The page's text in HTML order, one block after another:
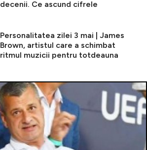
decenii. Ce ascund cifrele
Personalitatea zilei 3 mai | James
Brown, artistul care a schimbat
ritmul muzicii pentru totdeauna